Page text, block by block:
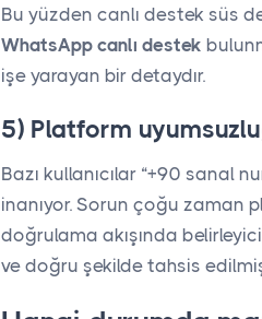
Bu yüzden canlı destek süs
WhatsApp canlı destek
işe yarayan bir detaydır.
5) Platform
Bazı kullanıcılar “+90 sanal
inanıyor. Sorun çoğu zaman
doğrulama akışında
ve doğru şekilde tahsis edilmiş